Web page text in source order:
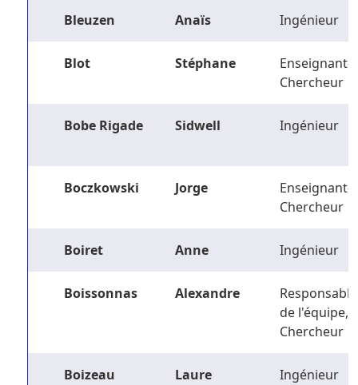
Bleuzen Anaïs Ingénieur
Blot Stéphane
Enseignant-
Chercheur
Bobe Rigade Sidwell Ingénieur
Boczkowski Jorge
Enseignant-
Chercheur
Boiret Anne Ingénieur
Boissonnas Alexandre
Responsable
de l'équipe,
Chercheur
Boizeau Laure Ingénieur